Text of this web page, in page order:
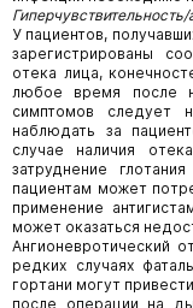
У пациентов,
зарегистрированы
отека лица,
любое время после
симптомов следует
наблюдать за
случае наличия
затруднение
пациентам может
применение
может оказаться
Ангионевротический
редких случаях
гортани могут
после операции на